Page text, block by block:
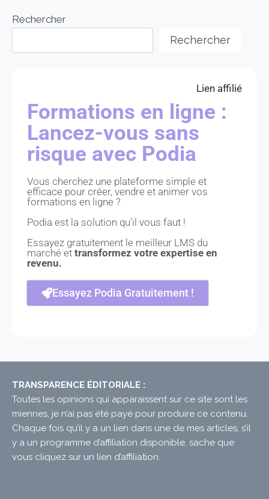
Rechercher
Rechercher
Lien affilié
Formations en ligne :
Lancez-vous sans
risque avec Podia
Vous cherchez une plateforme simple et
efficace pour créer, vendre et animer vos
formations en ligne ?
Podia est la solution qu'il vous faut !
Essayez gratuitement le meilleur LMS du
marché ettransformez votre expertise en
revenu.
Essayez Podia Gratuitement !
TRANSPARENCE ÉDITORIALE :
Toutes les opinions qui apparaissent sur ce site sont les
miennes, je n’ai pas été payé pour produire ce contenu.
Chaque fois qu’il y a un lien dans une de mes articles, s’il
y a un programme d’affiliation disponible, sache que
vous cliquez sur un lien d’affiliation.